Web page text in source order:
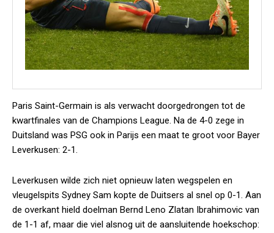
Paris Saint-Germain is als verwacht doorgedrongen tot de
kwartfinales van de Champions League. Na de 4-0 zege in
Duitsland was PSG ook in Parijs een maat te groot voor Bayer
Leverkusen: 2-1.
Leverkusen wilde zich niet opnieuw laten wegspelen en
vleugelspits Sydney Sam kopte de Duitsers al snel op 0-1. Aan
de overkant hield doelman Bernd Leno Zlatan Ibrahimovic van
de 1-1 af, maar die viel alsnog uit de aansluitende hoekschop: